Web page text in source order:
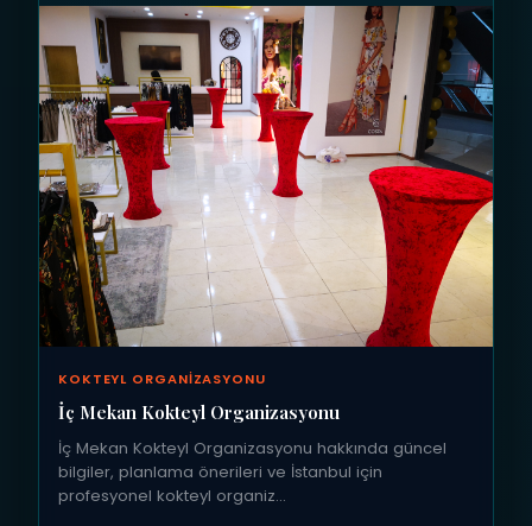
KOKTEYL ORGANIZASYONU
İç Mekan Kokteyl Organizasyonu
İç Mekan Kokteyl Organizasyonu hakkında güncel
bilgiler, planlama önerileri ve İstanbul için
profesyonel kokteyl organiz…